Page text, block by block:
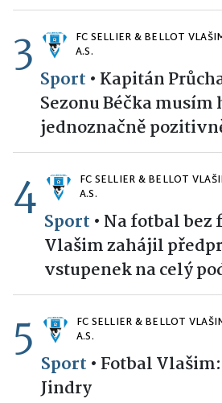
3
FC SELLIER & BELLOT
A.S.
Sport • Kapitán
Sezonu Béčka
jednoznačně
4
FC SELLIER & BELLOT
A.S.
Sport • Na fotbal bez
Vlašim zahájil
vstupenek na celý
5
FC SELLIER & BELLOT
A.S.
Sport • Fotbal
Jindry